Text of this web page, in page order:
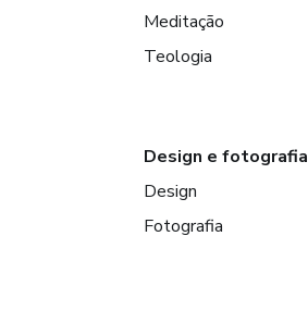
Meditação
Teologia
Design e fotografia
Design
Fotografia